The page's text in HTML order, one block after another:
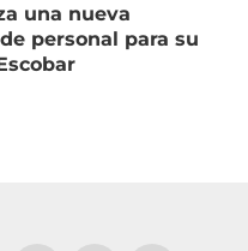
una nueva
personal para su